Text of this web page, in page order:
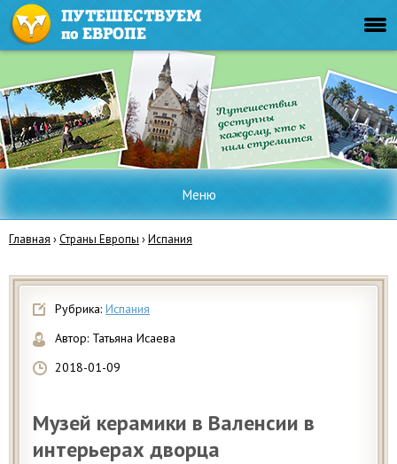
Меню
Главная ›Страны Европы ›Испания
Рубрика: Испания
Автор: Татьяна Исаева
2018-01-09
Музей керамики в Валенсии в
интерьерах дворца